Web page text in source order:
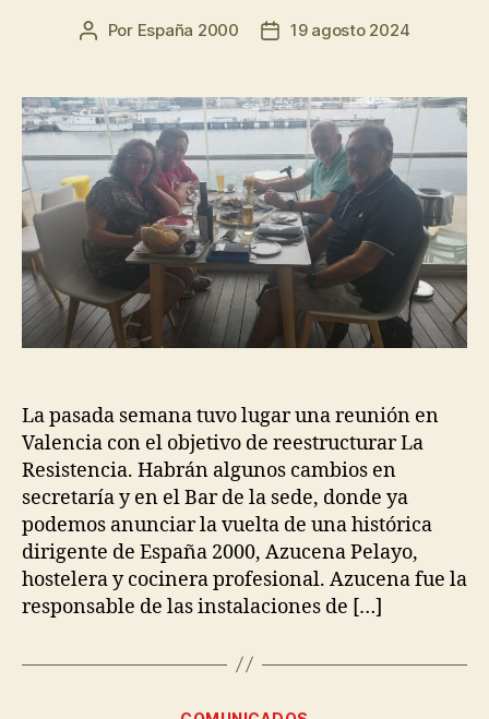
Por España 2000 19 agosto 2024
La pasada semana tuvo lugar una reunión en
Valencia con el objetivo de reestructurar La
Resistencia. Habrán algunos cambios en
secretaría y en el Bar de la sede, donde ya
podemos anunciar la vuelta de una histórica
dirigente de España 2000, Azucena Pelayo,
hostelera y cocinera profesional. Azucena fue la
responsable de las instalaciones de […]